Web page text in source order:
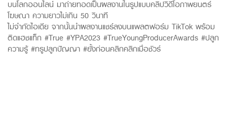
บนโลกออนไลน์ มาถ่ายทอดเป็นผลงานในรูปแบบคลิปวิดีโอภาพยนตร์
โฆษณา ความยาวไม่เกิน 50 วินาที
ไม่จำกัดไอเดีย จากนั้นนำผลงานแชร์ลงบนแพลตฟอร์ม TikTok พร้อม
ติดแฮชแท็ก #True #YPA2023 #TrueYoungProducerAwards #ปลูก
ความรู้ #ทรูปลูกปัญญา #ยั้งก่อนคลิกคลิกเมื่อชัวร์